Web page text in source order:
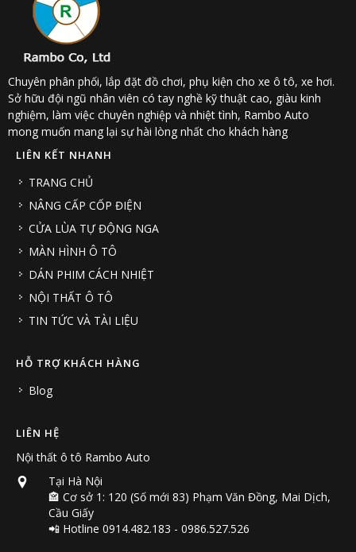
Chuyên phân phối, lắp đặt đồ chơi, phụ kiện cho xe ô tô, xe hơi.
Sở hữu đội ngũ nhân viên có tay nghề kỹ thuật cao, giàu kinh
nghiệm, làm việc chuyên nghiệp và nhiệt tình, Rambo Auto
mong muốn mang lại sự hài lòng nhất cho khách hàng
LIÊN KẾT NHANH
TRANG CHỦ
NÂNG CẤP CỐP ĐIỆN
CỬA LÙA TỰ ĐỘNG NGA
MÀN HÌNH Ô TÔ
DÁN PHIM CÁCH NHIỆT
NỘI THẤT Ô TÔ
TIN TỨC VÀ TÀI LIỆU
HỖ TRỢ KHÁCH HÀNG
Blog
LIÊN HỆ
Nội thất ô tô Rambo Auto
Tại Hà Nội
🏤 Cơ sở 1: 120 (Số mới 83) Phạm Văn Đồng, Mai Dịch,
Cầu Giấy
📲 Hotline 0914.482.183 - 0986.527.526